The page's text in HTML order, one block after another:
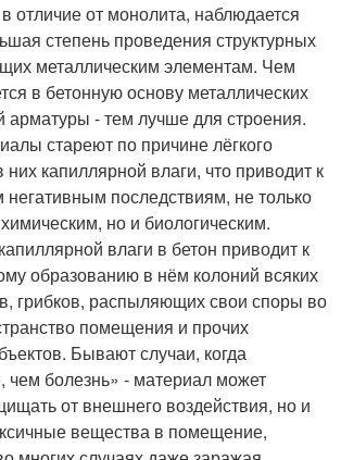
отличие от монолита, наблюдается
степень проведения структурных
металлическим элементам. Чем
в бетонную основу металлических
арматуры - тем лучше для строения.
стареют по причине лёгкого
капиллярной влаги, что приводит к
последствиям, не только
но и биологическим.
влаги в бетон приводит к
образованию в нём колоний всяких
грибков, распыляющих свои споры во
помещения и прочих
Бывают случаи, когда
чем болезнь» - материал может
от внешнего воздействия, но и
вещества в помещение,